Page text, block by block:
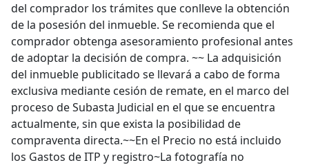
del comprador los trámites que conlleve la obtención
de la posesión del inmueble. Se recomienda que el
comprador obtenga asesoramiento profesional antes
de adoptar la decisión de compra. ~~ La adquisición
del inmueble publicitado se llevará a cabo de forma
exclusiva mediante cesión de remate, en el marco del
proceso de Subasta Judicial en el que se encuentra
actualmente, sin que exista la posibilidad de
compraventa directa.~~En el Precio no está incluido
los Gastos de ITP y registro~La fotografía no